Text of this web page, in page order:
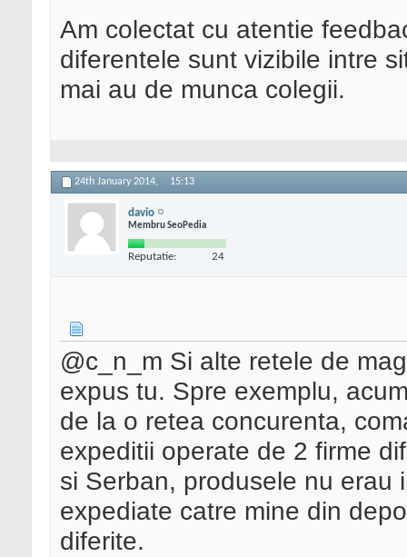
Am colectat cu atentie
diferentele sunt vizibile intre
mai au de munca colegii.
24th January 2014, 15:13
davio
Membru SeoPedia
Reputatie: 24
@c_n_m Si alte retele de
expus tu. Spre exemplu,
de la o retea concurenta,
expeditii operate de 2 firme
si Serban, produsele nu erau
expediate catre mine din
diferite.